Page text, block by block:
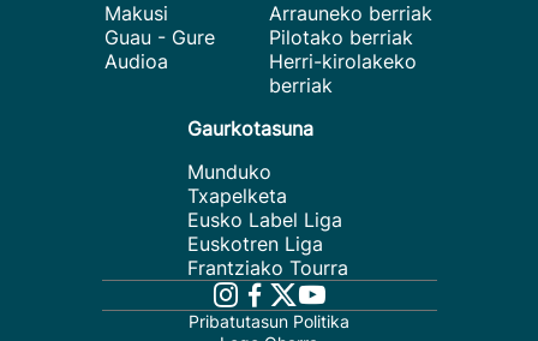
Makusi
Guau - Gure
Audioa
Arrauneko berriak
Pilotako berriak
Herri-kirolakeko
berriak
Gaurkotasuna
Munduko
Txapelketa
Eusko Label Liga
Euskotren Liga
Frantziako Tourra
Pribatutasun Politika